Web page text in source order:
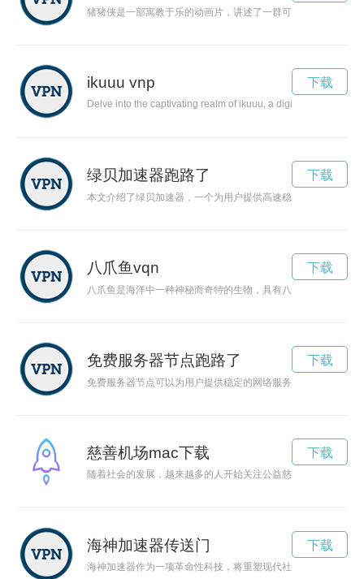
猪猪侠是一部寓教于乐的动画片，讲述了一群可爱的动物通过
ikuuu vnp
Delve into the captivating realm of ikuuu, a digital
下载
绿贝加速器跑路了
本文介绍了绿贝加速器，一个为用户提供高速稳定网络连接和
下载
八爪鱼vqn
八爪鱼是海洋中一种神秘而奇特的生物，具有八根强壮的触手
下载
免费服务器节点跑路了
免费服务器节点可以为用户提供稳定的网络服务，为个人和小
下载
慈善机场mac下载
随着社会的发展，越来越多的人开始关注公益慈善事业。而建
下载
海神加速器传送门
海神加速器作为一项革命性科技，将重塑现代社会的科技发展
下载